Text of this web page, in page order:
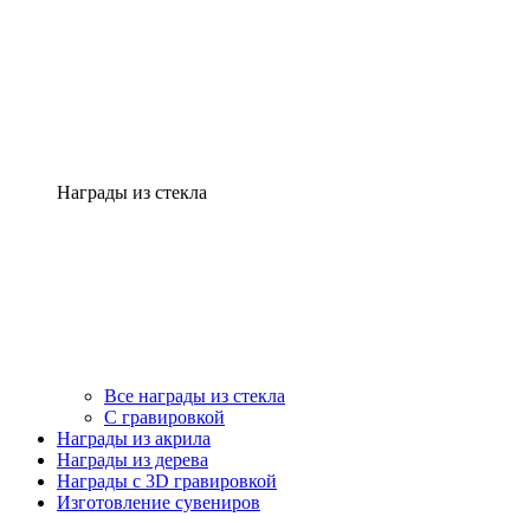
Награды из стекла
Все награды из стекла
С гравировкой
Награды из акрила
Награды из дерева
Награды с 3D гравировкой
Изготовление сувениров